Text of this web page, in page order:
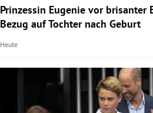
Prinzessin Eugenie vor brisanter
Bezug auf Tochter nach Geburt
Heute